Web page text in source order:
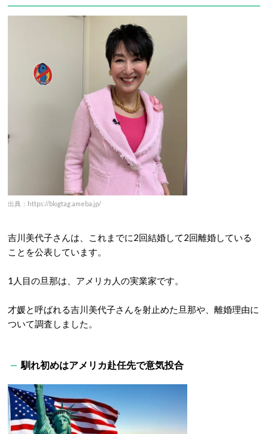
出典：https://blogtag.ameba.jp/
吉川美代子さんは、これまでに2回結婚して2回離婚している
ことを公表しています。
1人目の旦那は、アメリカ人の実業家です。
才媛と呼ばれる吉川美代子さんを射止めた旦那や、離婚理由に
ついて調査しました。
馴れ初めはアメリカ赴任先で意気投合